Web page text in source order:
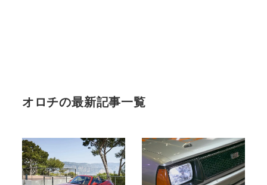
オロチの最新記事一覧